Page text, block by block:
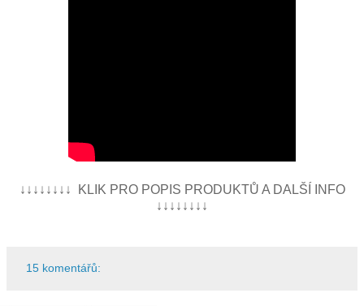
↓↓↓↓↓↓↓↓ KLIK PRO POPIS PRODUKTŮ A DALŠÍ INFO
↓↓↓↓↓↓↓↓
15 komentářů: